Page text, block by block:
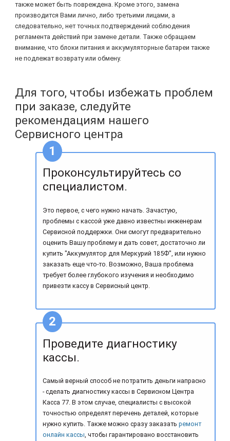
также может быть повреждена. Кроме этого, замена
производится Вами лично, либо третьими лицами, а
следовательно, нет точных подтверждений соблюдения
регламента действий при замене детали. Также обращаем
внимание, что блоки питания и аккумуляторные батареи также
не подлежат возврату или обмену.
Для того, чтобы избежать проблем
при заказе, следуйте
рекомендациям нашего
Сервисного центра
Проконсультируйтесь со
специалистом.
Это первое, с чего нужно начать. Зачастую,
проблемы с кассой уже давно известны инженерам
Сервисной поддержки. Они смогут предварительно
оценить Вашу проблему и дать совет, достаточно ли
купить "Аккумулятор для Меркурий 185Ф", или нужно
заказать еще что-то. Возможно, Ваша проблема
требует более глубокого изучения и необходимо
привезти кассу в Сервисный центр.
Проведите диагностику
кассы.
Самый верный способ не потратить деньги напрасно
- сделать диагностику кассы в Сервисном Центра
Касса 77. В этом случае, специалисты с высокой
точностью определят перечень деталей, которые
нужно купить. Также можно сразу заказатьремонт
онлайн кассы, чтобы гарантировано восстановить